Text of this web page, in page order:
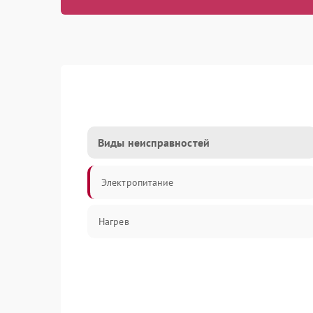
Виды неисправностей
Электропитание
Нагрев